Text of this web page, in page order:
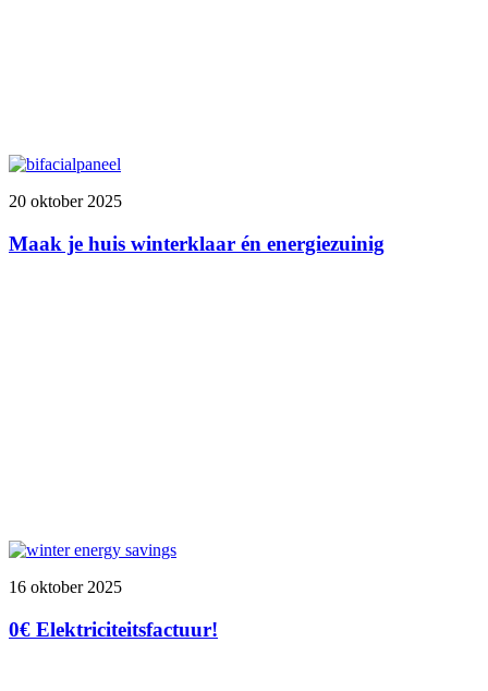
20 oktober 2025
Maak je huis winterklaar én energiezuinig
16 oktober 2025
0€ Elektriciteitsfactuur!